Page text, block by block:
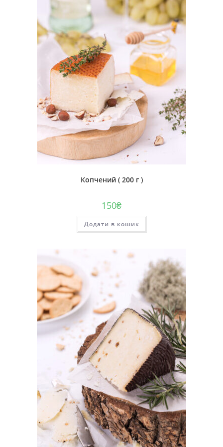
Копчений ( 200 г )
150₴
Додати в кошик